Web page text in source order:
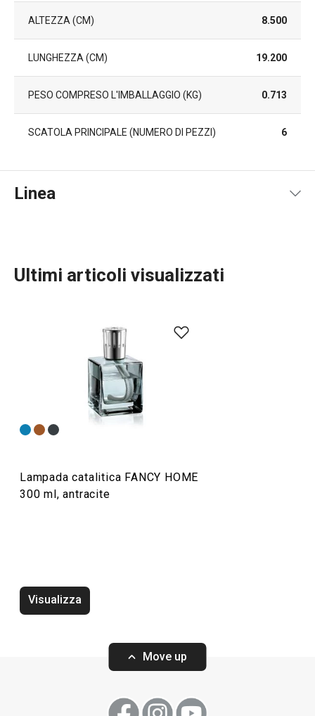
ALTEZZA (CM) 8.500
LUNGHEZZA (CM) 19.200
PESO COMPRESO L'IMBALLAGGIO (KG) 0.713
SCATOLA PRINCIPALE (NUMERO DI PEZZI) 6
Linea
TESCOMA HOME
Servire in tavola
Preparazione degli alimenti
Ultimi articoli visualizzati
Lampada catalitica FANCY HOME
300 ml, antracite
Visualizza
Move up